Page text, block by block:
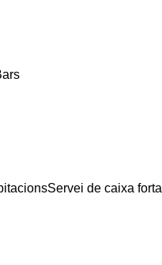
Servei de caixa forta